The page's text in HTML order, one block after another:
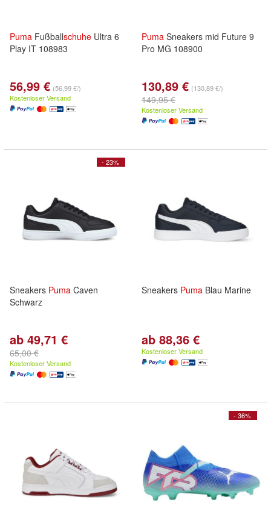
Puma Fußballschuhe Ultra 6
Play IT 108983
56,99 € (56,99 €/)
Kostenloser Versand
Puma Sneakers mid Future 9
Pro MG 108900
130,89 € (130,89 €/)
149,95 €
Kostenloser Versand
- 23%
Sneakers Puma Caven
Schwarz
ab 49,71 €
65,00 €
Kostenloser Versand
Sneakers Puma Blau Marine
ab 88,36 €
Kostenloser Versand
- 36%